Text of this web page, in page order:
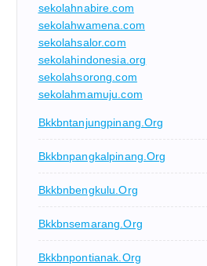
sekolahnabire.com
sekolahwamena.com
sekolahsalor.com
sekolahindonesia.org
sekolahsorong.com
sekolahmamuju.com
Bkkbntanjungpinang.org
Bkkbnpangkalpinang.org
Bkkbnbengkulu.org
Bkkbnsemarang.org
Bkkbnpontianak.org